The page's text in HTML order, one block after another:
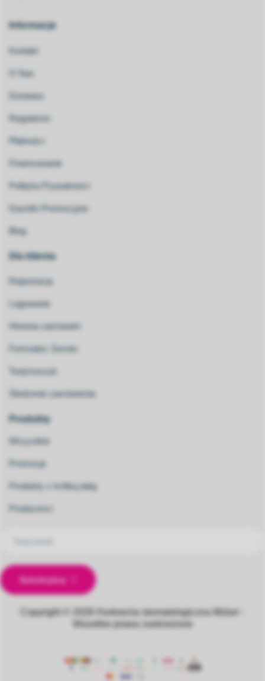
Informacje
Kontakt
O Nas
Dostawa
Regulamin
Płatności
Finansowanie
Polityka Prywatności
Gazetki Promocyjne
Blog
Dla klienta
Rejestracja
Logowanie
Historia zamówień
Formularz Zwrotu
Twój koszyk
Śledzenie zamówienia
Produkty
Wszystkie
Promocje
Produkty z krótką datą
Producenci
Subskrybuj
Copyright © 2026
Hurtownia stomatologiczna Molarr -
Wszelkie prawa zastrzeżone